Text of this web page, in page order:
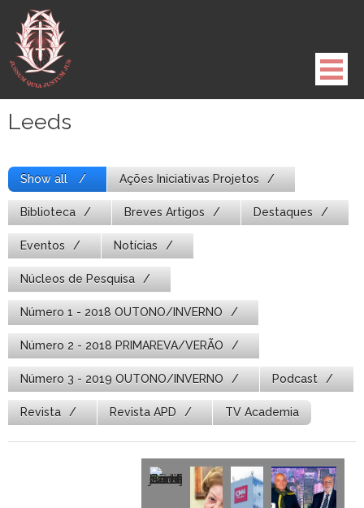
para
conteúdo
Leeds
Show all Ações Iniciativas Projetos
Biblioteca Breves Artigos Destaques
Eventos Notícias
Núcleos de Pesquisa
Número 1 - 2018 OUTONO/INVERNO
Número 2 - 2018 PRIMAREVA/VERÃO
Número 3 - 2019 OUTONO/INVERNO Podcast
Revista Revista APD TV Academia